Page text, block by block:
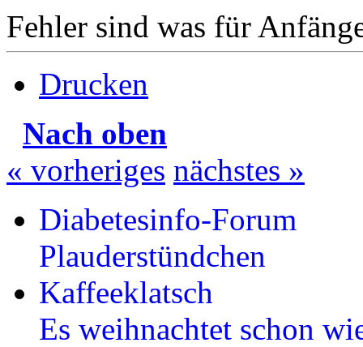
Fehler sind was für
Drucken
Nach oben
« vorheriges nächstes »
Diabetesinfo-Forum
Plauderstündchen
Kaffeeklatsch
Es weihnachtet schon